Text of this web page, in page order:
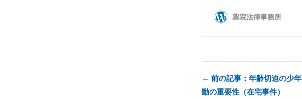
← 前の記事：年齢切迫の少
動の重要性（在宅事件）